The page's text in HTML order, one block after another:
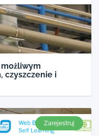
czyszczenie i
Zarejestruj